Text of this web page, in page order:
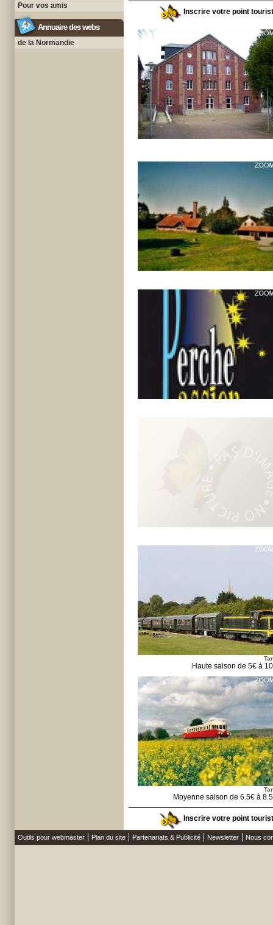
Pour vos amis
Annuaire des webs
de la Normandie
Inscrire votre point
Haute saison de 5€ à
Moyenne saison de 6.5€ à
Inscrire votre point
Outils pour webmaster Plan du site Partenariats & Publicité Newsletter Nous